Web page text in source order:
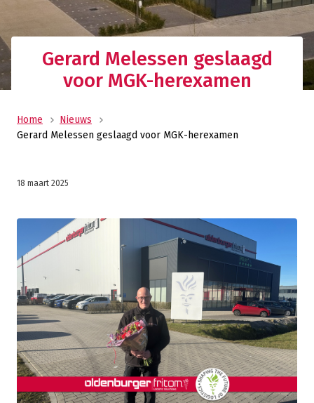
Gerard Melessen geslaagd
voor MGK-herexamen
Home
Nieuws
Gerard Melessen geslaagd voor MGK-herexamen
18 maart 2025